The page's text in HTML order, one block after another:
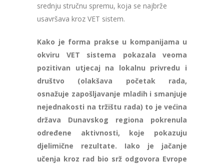
srednju stručnu spremu, koja se najbrže
usavršava kroz VET sistem.
Kako je forma prakse u kompanijama u
okviru VET sistema pokazala veoma
pozitivan utjecaj na lokalnu privredu i
društvo (olakšava početak rada,
osnažuje zapošljavanje mladih i smanjuje
nejednakosti na tržištu rada) to je većina
država Dunavskog regiona pokrenula
određene aktivnosti, koje pokazuju
djelimične rezultate. Iako je jačanje
učenja kroz rad bio srž odgovora Evrope